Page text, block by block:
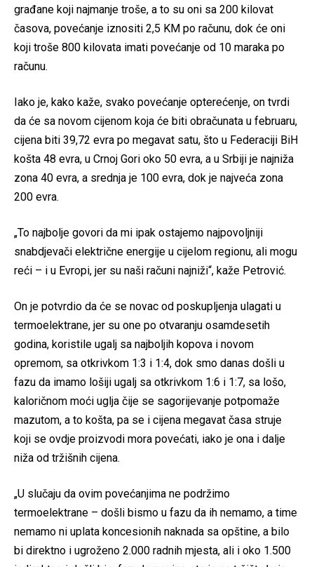
građane koji najmanje troše, a to su oni sa 200 kilovat
časova, povećanje iznositi 2,5 KM po računu, dok će oni
koji troše 800 kilovata imati povećanje od 10 maraka po
računu.
Iako je, kako kaže, svako povećanje opterećenje, on tvrdi
da će sa novom cijenom koja će biti obračunata u februaru,
cijena biti 39,72 evra po megavat satu, što u Federaciji BiH
košta 48 evra, u Crnoj Gori oko 50 evra, a u Srbiji je najniža
zona 40 evra, a srednja je 100 evra, dok je najveća zona
200 evra.
„To najbolje govori da mi ipak ostajemo najpovoljniji
snabdjevači električne energije u cijelom regionu, ali mogu
reći – i u Evropi, jer su naši računi najniži“, kaže Petrović.
On je potvrdio da će se novac od poskupljenja ulagati u
termoelektrane, jer su one po otvaranju osamdesetih
godina, koristile ugalj sa najboljih kopova i novom
opremom, sa otkrivkom 1:3 i 1:4, dok smo danas došli u
fazu da imamo lošiji ugalj sa otkrivkom 1:6 i 1:7, sa lošo,
kaloričnom moći uglja čije se sagorijevanje potpomaže
mazutom, a to košta, pa se i cijena megavat časa struje
koji se ovdje proizvodi mora povećati, iako je ona i dalje
niža od tržišnih cijena.
„U slučaju da ovim povećanjima ne podržimo
termoelektrane – došli bismo u fazu da ih nemamo, a time
nemamo ni uplata koncesionih naknada sa opštine, a bilo
bi direktno i ugroženo 2.000 radnih mjesta, ali i oko 1.500